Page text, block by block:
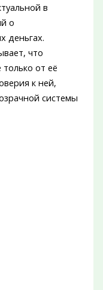
в
о
деньгах.
что
от её
к ней,
системы